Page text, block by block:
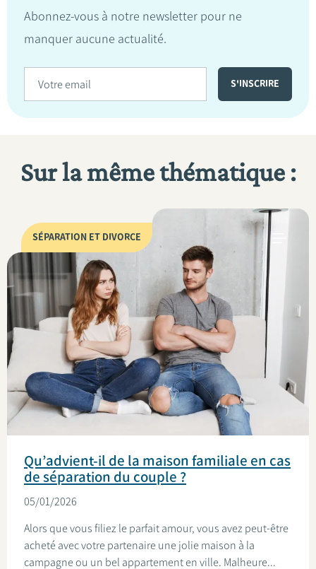
Abonnez-vous à notre newsletter pour ne
manquer aucune actualité.
Sur la même thématique :
SÉPARATION ET DIVORCE
Qu’advient-il de la maison familiale en cas
de séparation du couple ?
05/01/2026
Alors que vous filiez le parfait amour, vous avez peut-être
acheté avec votre partenaire une jolie maison à la
campagne ou un bel appartement en ville. Malheure...